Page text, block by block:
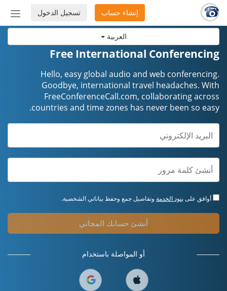
العربية
أو
تسجيل الدخول إنشاء حساب
Free International Conferencing
Hello, easy global audio and web conferencing.
Goodbye, international travel headaches. ​​​​​​​With
FreeConferenceCall.com, collaborating across
countries and time zones has never been so easy.
أوافق علىبنود الخدمة وتفاصيل جمع وحفظ بياناتي الشخصية.
أنشئ حسابك المجاني
أو المواصلة باستخدام